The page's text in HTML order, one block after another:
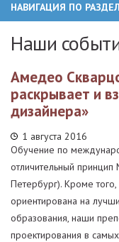
НАВИГАЦИЯ ПО
Наши
Амедео
раскрывает и
дизайнера»
1 августа 2016
Обучение по
отличительный
Петербург). Кроме
ориентирована на
образования, наши
проектирования в